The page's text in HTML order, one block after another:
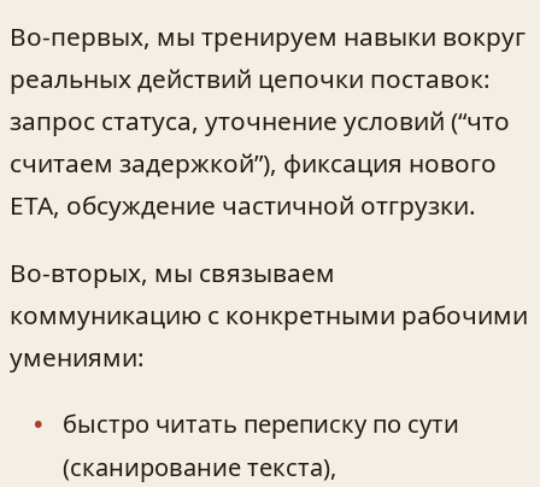
Во‑первых, мы тренируем навыки вокруг
реальных действий цепочки поставок:
запрос статуса, уточнение условий (“что
считаем задержкой”), фиксация нового
ETA, обсуждение частичной отгрузки.
Во‑вторых, мы связываем
коммуникацию с конкретными рабочими
умениями:
быстро читать переписку по сути
(сканирование текста),